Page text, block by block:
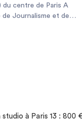
centre de Paris A
Journalisme et de
du
à Paris 13 :